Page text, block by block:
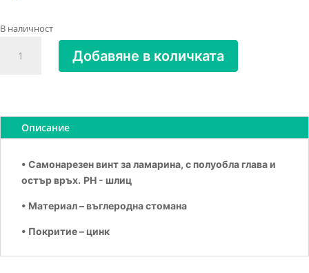
В наличност
самонарезен
4.8х13
Добавяне в количката
Описание
• Самонарезен винт за ламарина, с полуобла глава и
остър връх. PH - шлиц
• Материал – въглеродна стомана
• Покритие – цинк